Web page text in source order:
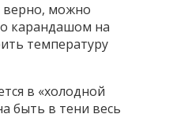
можно
карандашом на
температуру
в «холодной
быть в тени весь